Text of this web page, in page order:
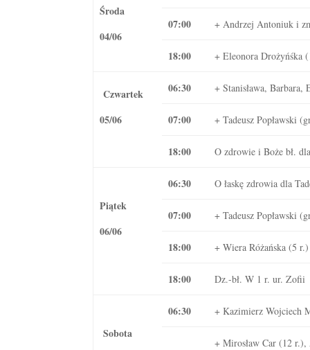
Środa
04/06
07:00 + Andrzej Antoniuk i
18:00 + Eleonora Drożyńśka
Czwartek
05/06
06:30 + Stanisława, Barbara,
07:00 + Tadeusz Popławski
18:00 O zdrowie i Boże bł.
Piątek
06/06
06:30 O łaskę zdrowia dla
07:00 + Tadeusz Popławski
18:00 + Wiera Różańska (5 r.)
18:00 Dz.-bł. W 1 r. ur. Zofii
Sobota
06:30 + Kazimierz Wojciech
+ Mirosław Car (12 r.),